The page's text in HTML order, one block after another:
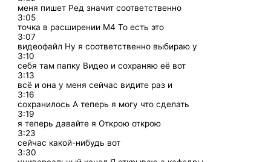
меня пишет Ред значит соответственно
3:05
точка в расширении M4 То есть это
3:07
видеофайл Ну я соответственно выбираю у
3:10
себя там папку Видео и сохраняю её вот
3:13
всё и она у меня сейчас видите раз и
3:16
сохранилось А теперь я могу что сделать
3:19
я теперь давайте я Открою открою
3:23
сейчас какой-нибудь вот
3:30